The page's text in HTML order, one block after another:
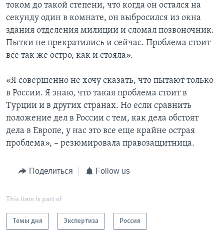
током до такой степени, что когда он остался на
секунду один в комнате, он выбросился из окна
здания отделения милиции и сломал позвоночник.
Пытки не прекратились и сейчас. Проблема стоит
все так же остро, как и стояла».
«Я совершенно не хочу сказать, что пытают только
в России. Я знаю, что такая проблема стоит в
Турции и в других странах. Но если сравнить
положение дел в России с тем, как дела обстоят
дела в Европе, у нас это все еще крайне острая
проблема», – резюмировала правозащитница.
Поделиться Follow us
This item is part of
Темы дня Экспертиза Россия